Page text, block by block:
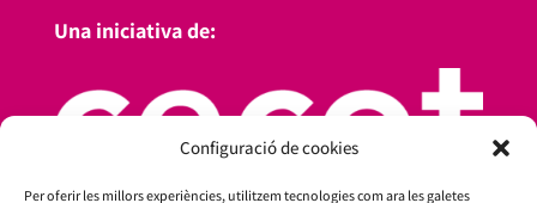
Configuració de cookies
Per oferir les millors experiències, utilitzem tecnologies com ara les galetes
Una iniciativa de: